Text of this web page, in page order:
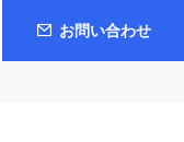
お問い合わせ